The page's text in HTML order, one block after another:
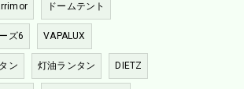
ドームテント
ズ6 VAPALUX
ン 灯油ランタン DIETZ